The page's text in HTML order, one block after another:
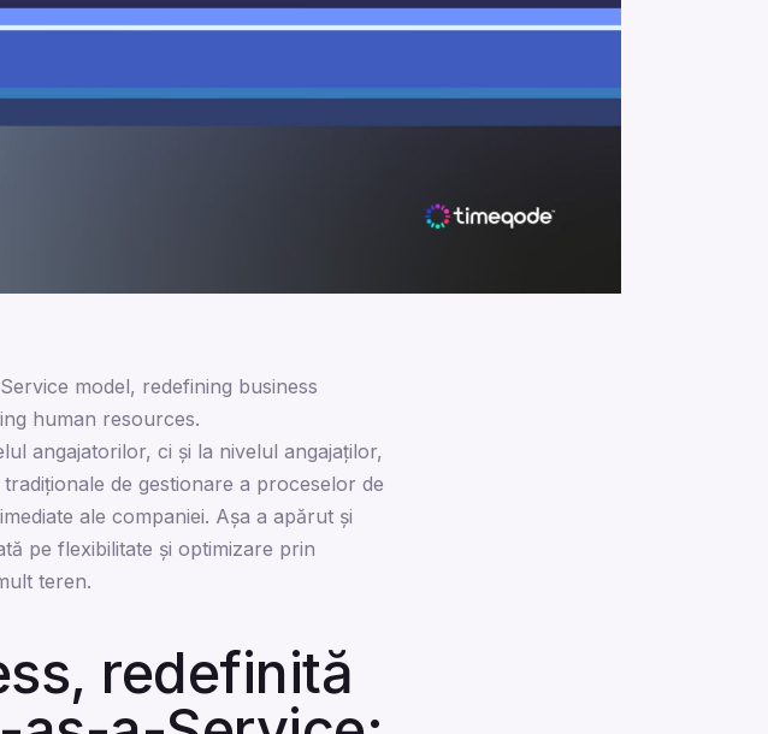
model, redefining business
human resources.
angajatorilor, ci și la nivelul angajaților,
de gestionare a proceselor de
ale companiei. Așa a apărut și
pe flexibilitate și optimizare prin
teren.
redefinită